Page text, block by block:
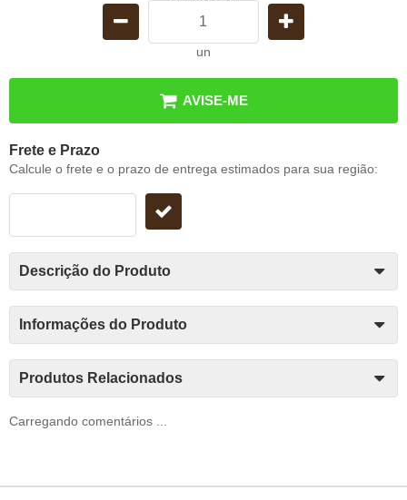
un
AVISE-ME
Frete e Prazo
Calcule o frete e o prazo de entrega estimados para sua região:
Descrição do Produto
Informações do Produto
Produtos Relacionados
Carregando comentários ...